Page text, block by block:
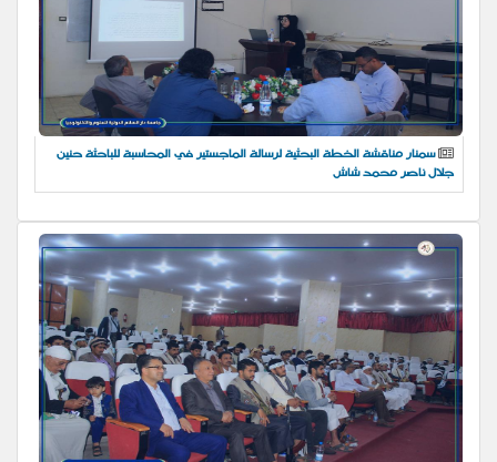
سمنار مناقشة الخطة البحثية لرسالة الماجستير في المحاسبة للباحثة حنين
جلال ناصر محمد شاش